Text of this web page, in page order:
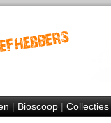
|Bioscoop|Collecties